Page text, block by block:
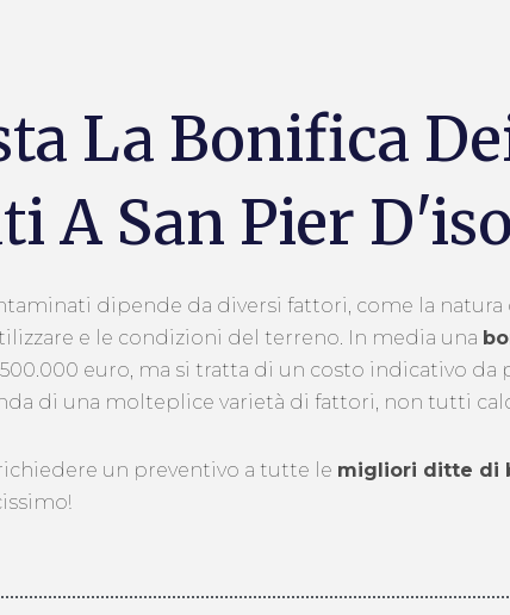
La Bonifica
A San Pier
dipende da diversi fattori, come la natura
e le condizioni del terreno. In media una
500.000 euro, ma si tratta di un costo indicativo
di una molteplice varietà di fattori, non tutti
un preventivo a tutte le migliori ditte di